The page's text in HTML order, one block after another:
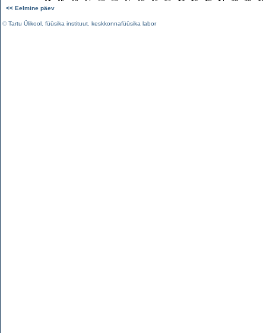
<< Eelmine päev
©Tartu Ülikool füüsika instituut keskkonnafüüsika labor